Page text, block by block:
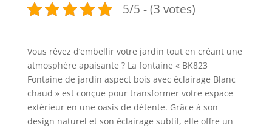
5/5 - (3 votes)
Vous rêvez d’embellir votre jardin tout en créant une
atmosphère apaisante ? La fontaine « BK823
Fontaine de jardin aspect bois avec éclairage Blanc
chaud » est conçue pour transformer votre espace
extérieur en une oasis de détente. Grâce à son
design naturel et son éclairage subtil, elle offre un